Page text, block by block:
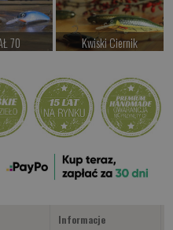
70
>
Kwiski Ciernik
Kup teraz >
Informacje